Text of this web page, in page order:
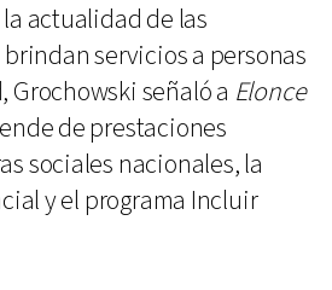
actualidad de las
servicios a personas
señaló a Elonce
de prestaciones
sociales nacionales, la
y el programa Incluir